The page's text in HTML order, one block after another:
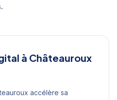
à Châteauroux
accélère sa